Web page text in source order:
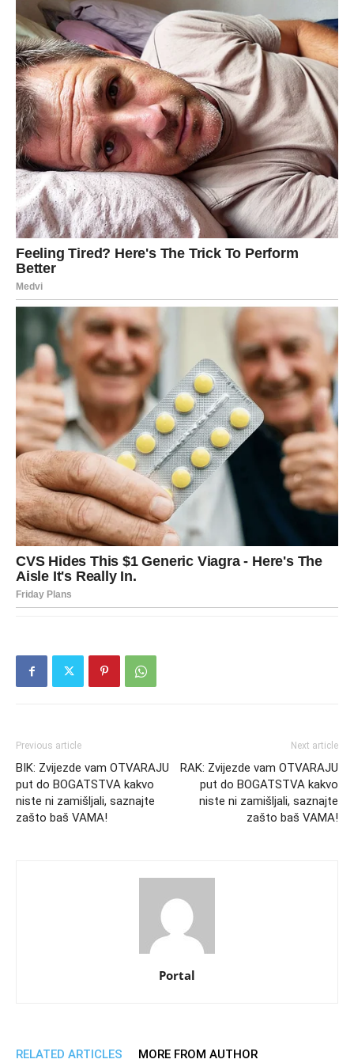
Previous article
BIK: Zvijezde vam OTVARAJU
put do BOGATSTVA kakvo
niste ni zamišljali, saznajte
zašto baš VAMA!
Next article
RAK: Zvijezde vam OTVARAJU
put do BOGATSTVA kakvo
niste ni zamišljali, saznajte
zašto baš VAMA!
Portal
RELATED ARTICLES MORE FROM AUTHOR